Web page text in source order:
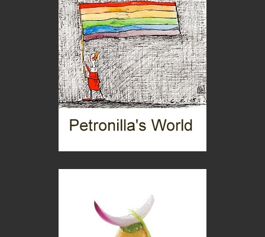
Puglia - Tra storia e recupero
Castione, sotto il segno del castagno